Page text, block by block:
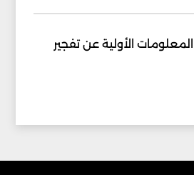
الأولية عن تفجير